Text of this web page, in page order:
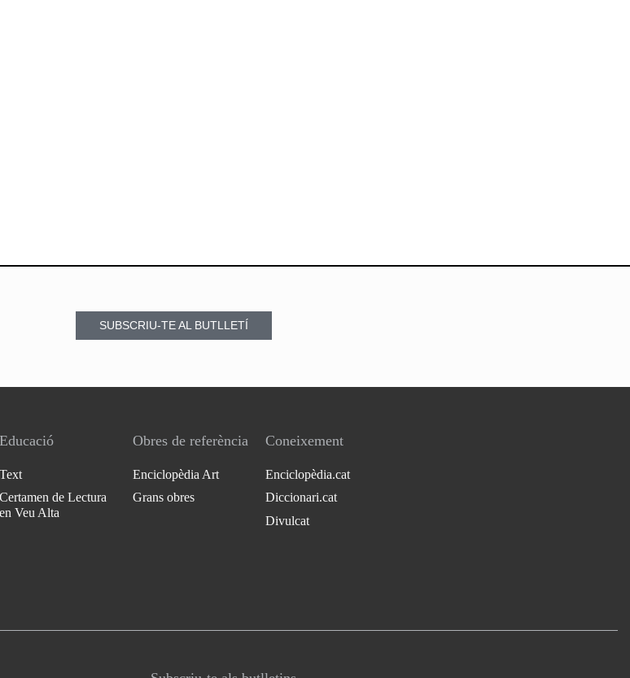
SUBSCRIU-TE AL BUTLLETÍ
Educació
Text
Certamen de Lectura
en Veu Alta
Obres de referència
Enciclopèdia Art
Grans obres
Coneixement
Enciclopèdia.cat
Diccionari.cat
Divulcat